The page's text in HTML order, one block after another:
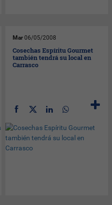
Mar 06/05/2008
Cosechas Espíritu Gourmet
también tendrá su local en
Carrasco